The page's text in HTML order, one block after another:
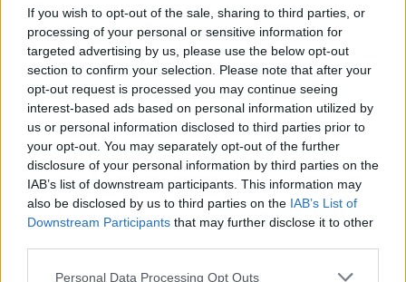
If you wish to opt-out of the sale, sharing to third parties, or
processing of your personal or sensitive information for
targeted advertising by us, please use the below opt-out
section to confirm your selection. Please note that after your
opt-out request is processed you may continue seeing
interest-based ads based on personal information utilized by
us or personal information disclosed to third parties prior to
your opt-out. You may separately opt-out of the further
disclosure of your personal information by third parties on the
IAB’s list of downstream participants. This information may
also be disclosed by us to third parties on the IAB’s List of
Downstream Participants that may further disclose it to other
Personal Data Processing Opt Outs
Ακολουθήστε το notospress.grστο Google News και
μάθετε πρώτοιόλες τις ειδήσεις
TAGS:
DELPHI ECONOMIC FORUM
ΟΙΚΟΝΟΜΙΚΟ ΦΟΡΟΥΜ ΔΕΛΦΩΝ
ΦΑΓΗΤΟ
ΤΡΟΦΙΜΑ
ΝΕΚΤΑΡΙΟΣ ΝΩΤΗΣ
ΑΝΤΩΝΙΑ ΤΡΙΧΟΠΟΥΛΟΥ
ΙΩΑΝΝΑ ΜΕΛΙΚΙΔΟΥ